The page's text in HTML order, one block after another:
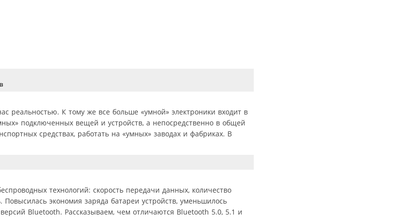
реальностью. К тому же все больше «умной» электроники входит в
подключенных вещей и устройств, а непосредственно в общей
средствах, работать на «умных» заводах и фабриках. В
технологий: скорость передачи данных, количество
экономия заряда батареи устройств, уменьшилось
Bluetooth. Рассказываем, чем отличаются Bluetooth 5.0, 5.1 и